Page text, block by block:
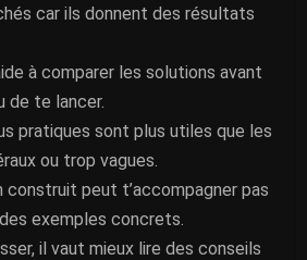
car ils donnent des résultats
à comparer les solutions avant
de te lancer.
pratiques sont plus utiles que les
ou trop vagues.
construit peut t’accompagner pas
exemples concrets.
il vaut mieux lire des conseils